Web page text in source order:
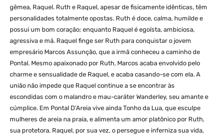
gêmea, Raquel. Ruth e Raquel, apesar de fisicamente idênticas, têm
personalidades totalmente opostas. Ruth é doce, calma, humilde e
possui um bom coração; enquanto Raquel é egoísta, ambiciosa,
agressiva e má. Raquel finge ser Ruth para conquistar o jovem
empresário Marcos Assunção, que a irmã conheceu a caminho de
Pontal. Mesmo apaixonado por Ruth, Marcos acaba envolvido pelo
charme e sensualidade de Raquel, e acaba casando-se com ela. A
união não impede que Raquel continue a se encontrar às
escondidas com o malandro e mau-caráter Wanderley, seu amante e
cúmplice. Em Pontal D’Areia vive ainda Tonho da Lua, que esculpe
mulheres de areia na praia, e alimenta um amor platônico por Ruth,
sua protetora. Raquel, por sua vez, o persegue e inferniza sua vida,